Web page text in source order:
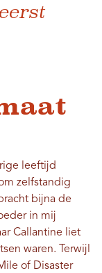
leeftijd
zelfstandig
bijna de
in mij
Callantine liet
waren. Terwijl
of Disaster